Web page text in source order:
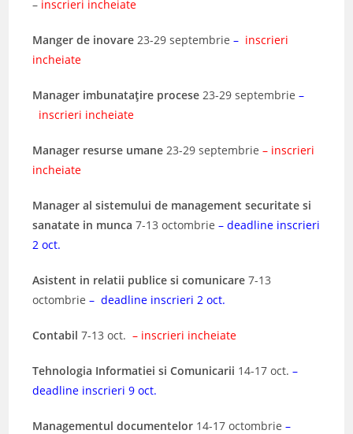
– inscrieri incheiate
Manger de inovare 23-29 septembrie– inscrieri
incheiate
Manager imbunataţire procese 23-29 septembrie–
inscrieri incheiate
Manager resurse umane 23-29 septembrie– inscrieri
incheiate
Manager al sistemului de management securitatesi
sanatate in munca 7-13 octombrie– deadline inscrieri
2 oct.
Asistent in relatii publice si comunicare 7-13
octombrie– deadline inscrieri 2 oct.
Contabil 7-13 oct. – inscrieri incheiate
Tehnologia Informatiei si Comunicarii 14-17 oct. –
deadline inscrieri 9 oct.
Managementul documentelor 14-17 octombrie–